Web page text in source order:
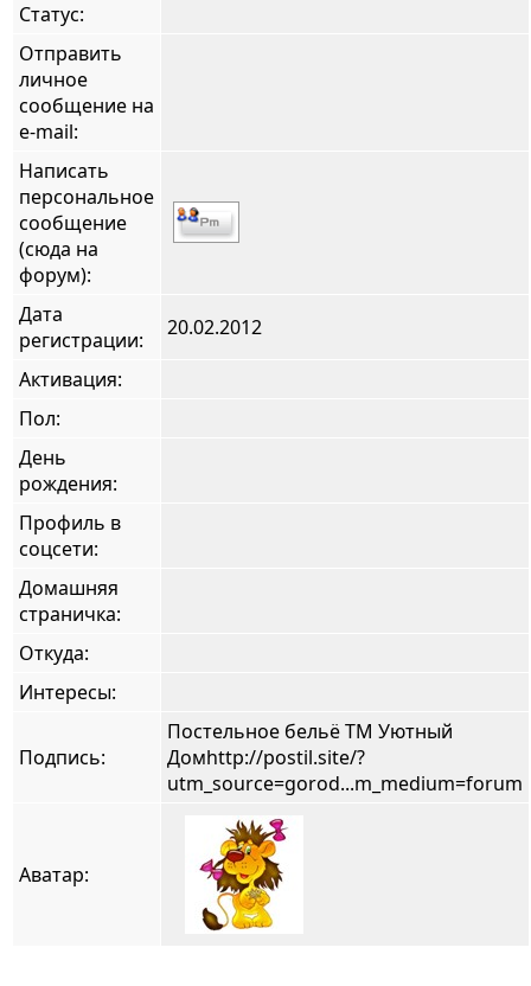
Статус:
Отправить
личное
сообщение на
e-mail:
Написать
персональное
сообщение
(сюда на
форум):
Дата
регистрации:
20.02.2012
Активация:
Пол:
День
рождения:
Профиль в
соцсети:
Домашняя
страничка:
Откуда:
Интересы:
Подпись:
Постельное бельё ТМ Уютный
Домhttp://postil.site/?
utm_source=gorod...m_medium=forum
Аватар: